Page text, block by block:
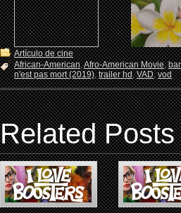
Artículo de cine
African-American,Afro-American Movie,
n'est pas mort (2019),trailer hd,VAD,vod
Related Posts